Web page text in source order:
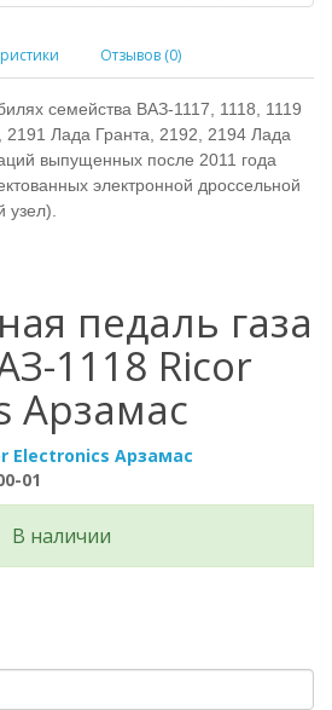
Отзывов (0)
семейства ВАЗ-1117, 1118, 1119
Лада Гранта, 2192, 2194 Лада
выпущенных после 2011 года
электронной дроссельной
узел).
педаль газа
1118 Ricor
Арзамас
Electronics Арзамас
01
В наличии